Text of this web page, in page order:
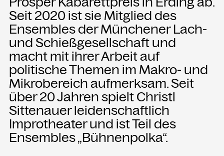
Seit 2020 ist sie Mitglied des
Ensembles der Münchener Lach-
und Schießgesellschaft und
macht mit ihrer Arbeit auf
politische Themen im Makro- und
Mikrobereich aufmerksam. Seit
über 20 Jahren spielt Christl
Sittenauer leidenschaftlich
Improtheater und ist Teil des
Ensembles „Bühnenpolka“.